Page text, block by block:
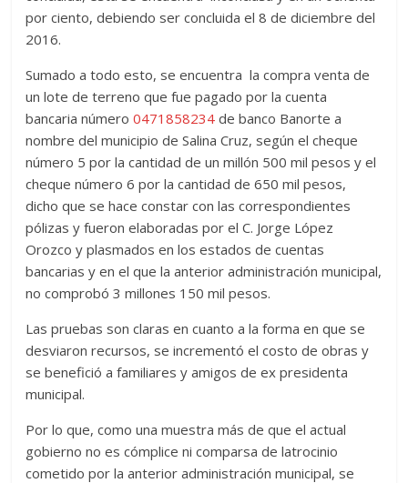
por ciento, debiendo ser concluida el 8 de diciembre del
2016.
Sumado a todo esto, se encuentra la compra venta de
un lote de terreno que fue pagado por la cuenta
bancaria número0471858234 de banco Banorte a
nombre del municipio de Salina Cruz, según el cheque
número 5 por la cantidad de un millón 500 mil pesos y el
cheque número 6 por la cantidad de 650 mil pesos,
dicho que se hace constar con las correspondientes
pólizas y fueron elaboradas por el C. Jorge López
Orozco y plasmados en los estados de cuentas
bancarias y en el que la anterior administración municipal,
no comprobó 3 millones 150 mil pesos.
Las pruebas son claras en cuanto a la forma en que se
desviaron recursos, se incrementó el costo de obras y
se benefició a familiares y amigos de ex presidenta
municipal.
Por lo que, como una muestra más de que el actual
gobierno no es cómplice ni comparsa de latrocinio
cometido por la anterior administración municipal, se